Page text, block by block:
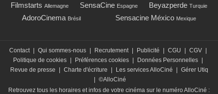
Filmstarts Allemagne SensaCine Espagne Beyazperde Turquie
AdoroCinema Brésil Sensacine México Mexique
Contact | Qui sommes-nous | Recrutement | Publicité | CGU | CGV |
Politique de cookies | Préférences cookies | Données Personnelles |
Revue de presse
| Charte d'écriture | Les services AlloCiné | Gérer Utiq
| ©AlloCiné
Retrouvez tous les horaires et infos de votre cinéma sur le numéro AlloCiné :